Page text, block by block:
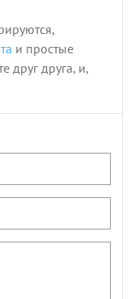
и простые
друг друга, и,